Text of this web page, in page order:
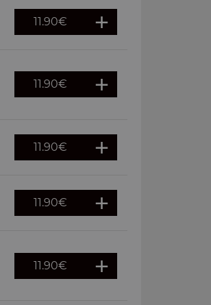
11.90€
11.90€
11.90€
11.90€
11.90€